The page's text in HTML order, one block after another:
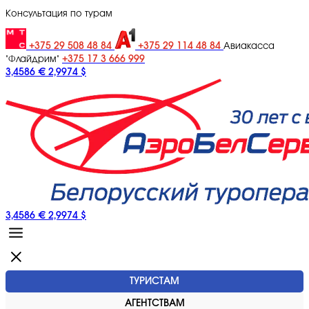
Консультация по турам
+375 29 508 48 84 +375 29 114 48 84 Авиакасса
"Флайдрим" +375 17 3 666 999
3,4586 € 2,9974 $
3,4586 € 2,9974 $
ТУРИСТАМ
АГЕНТСТВАМ